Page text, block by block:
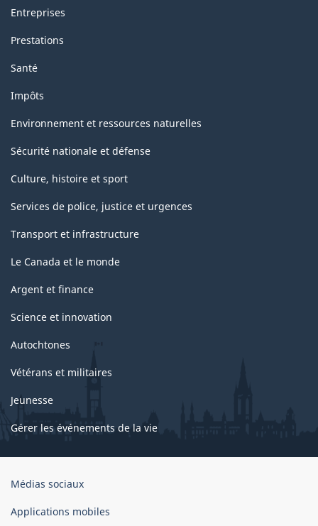
Entreprises
Prestations
Santé
Impôts
Environnement et ressources naturelles
Sécurité nationale et défense
Culture, histoire et sport
Services de police, justice et urgences
Transport et infrastructure
Le Canada et le monde
Argent et finance
Science et innovation
Autochtones
Vétérans et militaires
Jeunesse
Gérer les événements de la vie
Organisation
gouvernement
Médias sociaux
Applications mobiles